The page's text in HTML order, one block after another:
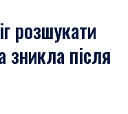
розшукати
зникла після